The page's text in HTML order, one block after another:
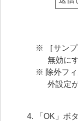
※ ［サンプ
無効に
※ 除外フィ
外設定
「OK」ボ